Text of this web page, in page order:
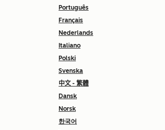
Português
Français
Nederlands
Italiano
Polski
Svenska
中文 - 繁體
Dansk
Norsk
한국어